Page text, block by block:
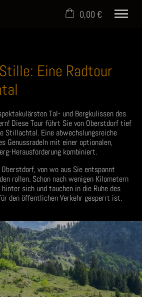
0,00 €
Eine Radtour
Tal- und Bergkulissen des
Diese Tour führt Sie von Oberstdorf tief
Stillachtal. Eine abwechslungsreiche
Genussradeln mit einer optionalen,
Herausforderung kombiniert.
von wo aus Sie entspannt
rollen. Schon nach wenigen Kilometern
sich und tauchen in die Ruhe des
den öffentlichen Verkehr gesperrt ist.